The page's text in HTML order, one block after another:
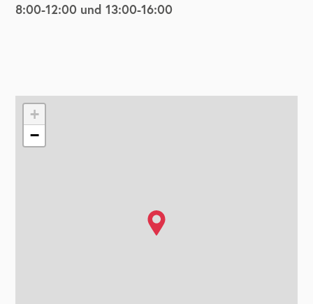
8:00-12:00 und 13:00-16:00
+
−